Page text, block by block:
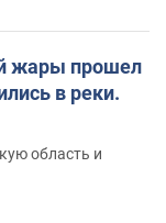
жары прошел
в реки.
область и